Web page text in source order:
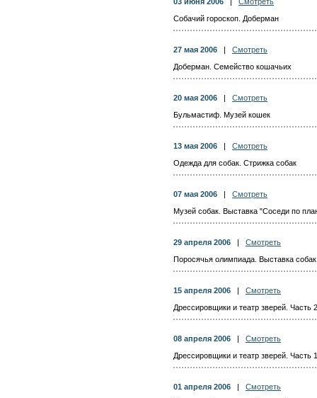
Собачий гороскоп. Доберман
27 мая 2006
Смотреть
Доберман. Семейство кошачьих
20 мая 2006
Смотреть
Бульмастиф. Музей кошек
13 мая 2006
Смотреть
Одежда для собак. Стрижка собак
07 мая 2006
Смотреть
Музей собак. Выставка "Соседи по
29 апреля 2006
Смотреть
Поросячья олимпиада. Выставка собак
15 апреля 2006
Смотреть
Дрессировщики и театр зверей. Часть 2
08 апреля 2006
Смотреть
Дрессировщики и театр зверей. Часть 1
01 апреля 2006
Смотреть